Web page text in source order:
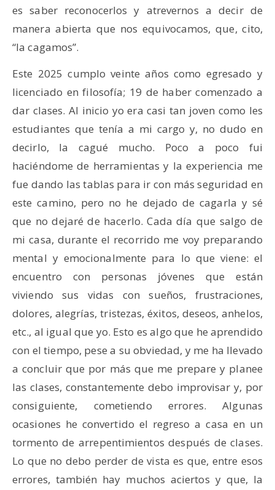
es saber reconocerlos y atrevernos a decir de
manera abierta que nos equivocamos, que, cito,
“la cagamos”.
Este 2025 cumplo veinte años como egresado y
licenciado en filosofía; 19 de haber comenzado a
dar clases. Al inicio yo era casi tan joven como les
estudiantes que tenía a mi cargo y, no dudo en
decirlo, la cagué mucho. Poco a poco fui
haciéndome de herramientas y la experiencia me
fue dando las tablas para ir con más seguridad en
este camino, pero no he dejado de cagarla y sé
que no dejaré de hacerlo. Cada día que salgo de
mi casa, durante el recorrido me voy preparando
mental y emocionalmente para lo que viene: el
encuentro con personas jóvenes que están
viviendo sus vidas con sueños, frustraciones,
dolores, alegrías, tristezas, éxitos, deseos, anhelos,
etc., al igual que yo. Esto es algo que he aprendido
con el tiempo, pese a su obviedad, y me ha llevado
a concluir que por más que me prepare y planee
las clases, constantemente debo improvisar y, por
consiguiente, cometiendo errores. Algunas
ocasiones he convertido el regreso a casa en un
tormento de arrepentimientos después de clases.
Lo que no debo perder de vista es que, entre esos
errores, también hay muchos aciertos y que, la